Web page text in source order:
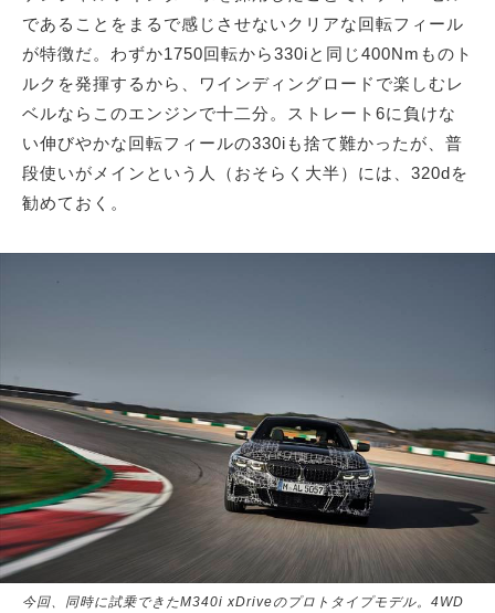
であることをまるで感じさせないクリアな回転フィール
が特徴だ。わずか1750回転から330iと同じ400Nmものト
ルクを発揮するから、ワインディングロードで楽しむレ
ベルならこのエンジンで十二分。ストレート6に負けな
い伸びやかな回転フィールの330iも捨て難かったが、普
段使いがメインという人（おそらく大半）には、320dを
勧めておく。
今回、同時に試乗できたM340i xDriveのプロトタイプモデル。4WD